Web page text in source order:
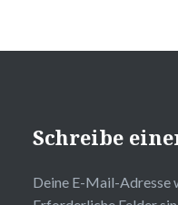
Schreibe
Deine E-Mail-